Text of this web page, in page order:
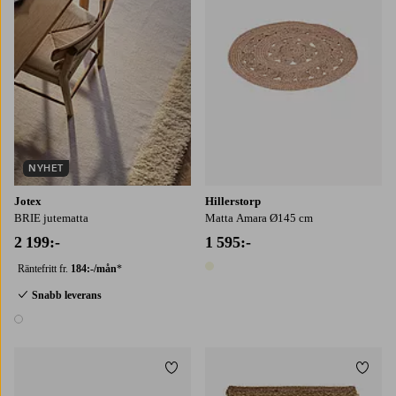
Jotex
BRIE jutematta
2 199:-
Räntefritt fr. 184:-/mån*
Snabb leverans
1 färg
NYHET
Hillerstorp
Matta Amara Ø145 cm
1 595:-
Lägg till i favoriter